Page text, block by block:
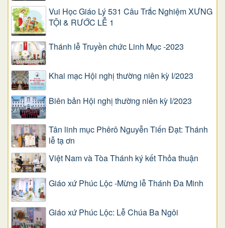
Vui Học Giáo Lý 531 Câu Trắc Nghiệm XƯNG
TỘI & RƯỚC LỄ 1
Thánh lễ Truyền chức Linh Mục -2023
Khai mạc Hội nghị thường niên kỳ I/2023
Biên bản Hội nghị thường niên kỳ I/2023
Tân linh mục Phêrô Nguyễn Tiến Đạt: Thánh
lễ tạ ơn
Việt Nam và Tòa Thánh ký kết Thỏa thuận
Giáo xứ Phúc Lộc -Mừng lễ Thánh Đa Minh
Giáo xứ Phúc Lộc: Lễ Chúa Ba Ngôi